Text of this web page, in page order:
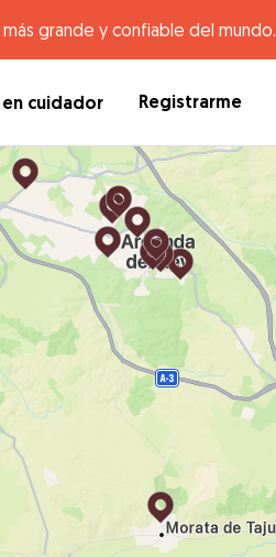
grande y confiable del mundo.
cuidador Registrarme